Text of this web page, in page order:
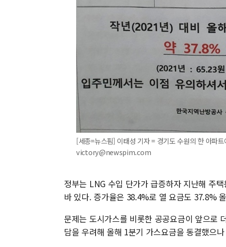
[세종=뉴스핌] 이태성 기자 = 경기도 수원의 한 아파
victory@newspim.com
정부는 LNG 수입 단가가 급증하자 지난해 주
바 있다. 증가율은 38.4%로 열 요금도 37.8%
문제는 도시가스를 비롯한 공공요금이 앞으로
담을 우려해 올해 1분기 가스요금을 동결했으